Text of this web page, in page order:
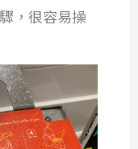
，很容易操